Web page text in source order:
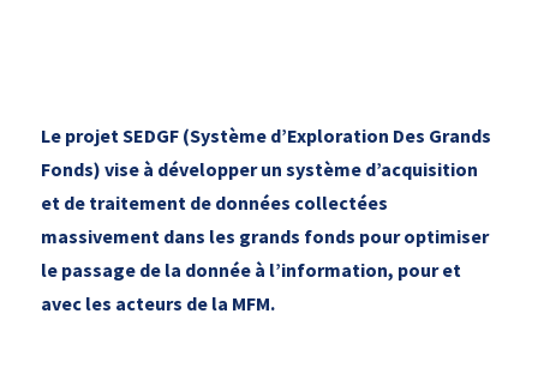
Le projet SEDGF (Système d’Exploration Des Grands
Fonds) vise à développer un système d’acquisition
et de traitement de données collectées
massivement dans les grands fonds pour optimiser
le passage de la donnée à l’information, pour et
avec les acteurs de la MFM.